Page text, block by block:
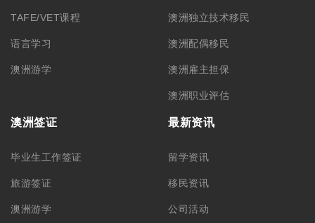
TAFE/VET课程
语言学习
澳洲游学
澳洲独立技术移民
澳洲配偶移民
澳洲雇主担保
澳洲职业评估
澳洲签证
毕业生工作签证
旅游签证
澳洲游学
最新资讯
留学资讯
移民资讯
公司活动